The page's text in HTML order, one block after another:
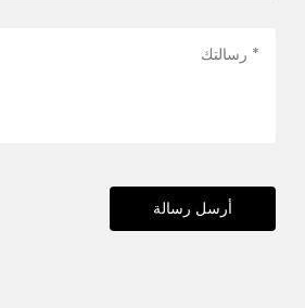
أرسل رسالة